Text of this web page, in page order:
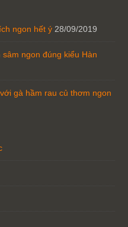
ngon hết ý 28/09/2019
ngon đúng kiểu Hàn
gà hầm rau củ thơm ngon